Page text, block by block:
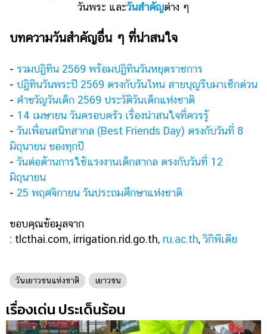
วันพระ และวันสำคัญต่าง ๆ
บทความวันสำคัญอื่น ๆ ที่น่าสนใจ
- รวมปฏิทิน 2569 พร้อมปฏิทินวันหยุดราชการ
- ปฏิทินวันพระปี 2569 ตรงกับวันไหน สายบุญรีบมาเช็กด่วน
- คำขวัญวันเด็ก 2569 ประวัติวันเด็กแห่งชาติ
- 14 เมษายน วันครอบครัว เรื่องน่าสนใจที่ควรรู้
- วันเพื่อนสนิทสากล (Best Friends Day) ตรงกับวันที่ 8
มิถุนายน ของทุกปี
- วันต่อต้านการใช้แรงงานเด็กสากล ตรงกับวันที่ 12
มิถุนายน
- 25 พฤศจิกายน วันประถมศึกษาแห่งชาติ
ขอบคุณข้อมูลจาก
: tlcthai.com, irrigation.rid.go.th, ru.ac.th,วิกิพีเดีย
วันเยาวชนแห่งชาติ เยาวชน
เรื่องเด่น ประเด็นร้อน